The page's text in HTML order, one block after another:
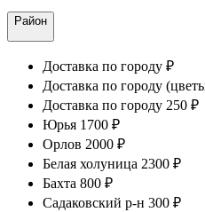
Район
Доставка по городу ₽
Доставка по городу
Доставка по городу 250 ₽
Юрья 1700 ₽
Орлов 2000 ₽
Белая холуница 2300 ₽
Бахта 800 ₽
Садаковский р-н 300 ₽